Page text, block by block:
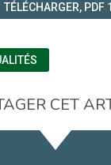
TÉLÉCHARGER, PDF
CET